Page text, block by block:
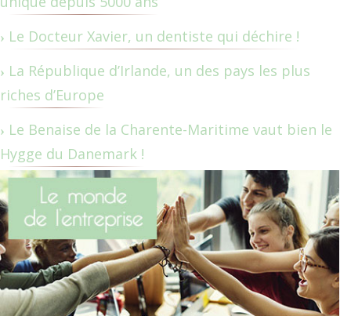
Le Docteur Xavier, un dentiste qui déchire !
La République d’Irlande, un des pays les plus
riches d’Europe
Le Benaise de la Charente-Maritime vaut bien le
Hygge du Danemark !